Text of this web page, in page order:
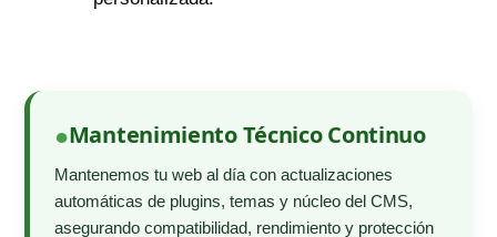
Mantenimiento Técnico Continuo
Mantenemos tu web al día con actualizaciones
automáticas de plugins, temas y núcleo del CMS,
asegurando compatibilidad, rendimiento y protección